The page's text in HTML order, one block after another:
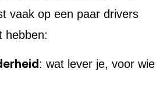
vaak op een paar drivers
hebben:
: wat lever je, voor wie